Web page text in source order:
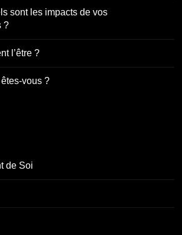
sont les impacts de vos
?
l’être ?
vous ?
de Soi